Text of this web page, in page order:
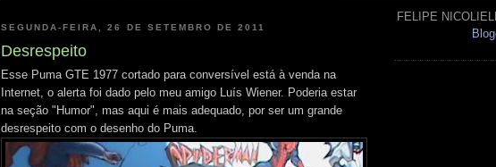
SEGUNDA-FEIRA, 26 DE SETEMBRO DE 2011
Desrespeito
Esse Puma GTE 1977 cortado para conversível está à venda na
Internet, o alerta foi dado pelo meu amigo Luís Wiener. Poderia estar
na seção "Humor", mas aqui é mais adequado, por ser um grande
desrespeito com o desenho do Puma.
FELIPE